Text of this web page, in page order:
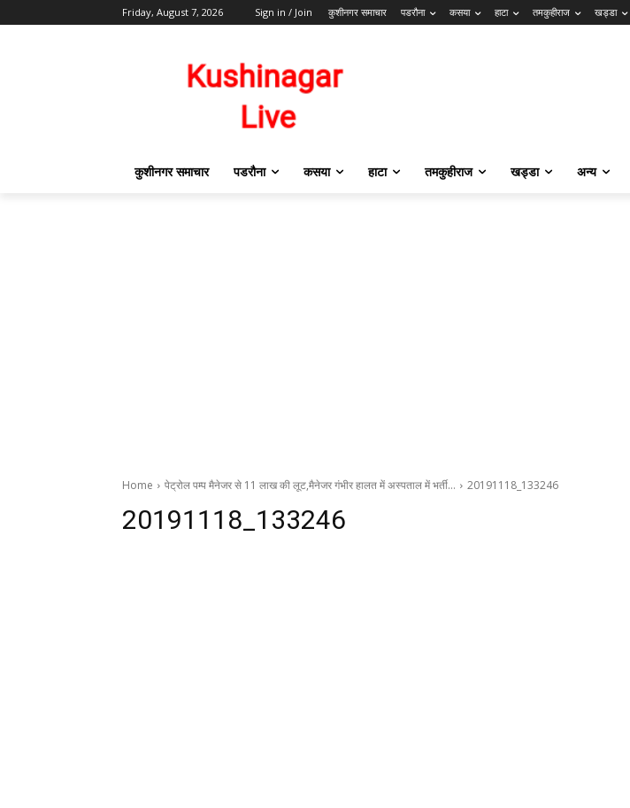
Friday, August 7, 2026 Sign in / Join कुशीनगर समाचार पडरौना कसया हाटा तमकुहीराज खड्डा
कुशीनगर समाचार पडरौना कसया हाटा तमकुहीराज खड्डा अन्य
Home पेट्रोल पम्प मैनेजर से 11 लाख की लूट,मैनेजर गंभीर हालत में अस्पताल में भर्ती… 20191118_133246
20191118_133246